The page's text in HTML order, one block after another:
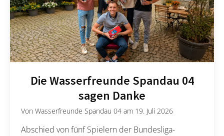
Die Wasserfreunde Spandau 04
sagen Danke
VonWasserfreunde Spandau 04 am 19. Juli 2026
Abschied von fünf Spielern der Bundesliga-